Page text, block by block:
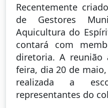
Recentemente
de Gestores
Aquicultura do
contará com
diretoria. A reunião
feira, dia 20 de
realizada a
representantes do